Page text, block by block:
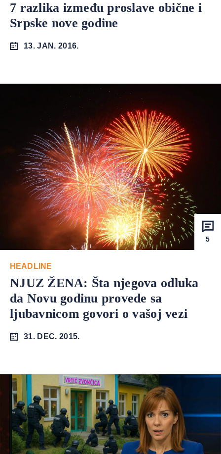
7 razlika između proslave obične i
Srpske nove godine
13. JAN. 2016.
5
HEADLINE
NJUZ ŽENA: Šta njegova odluka
da Novu godinu provede sa
ljubavnicom govori o vašoj vezi
31. DEC. 2015.